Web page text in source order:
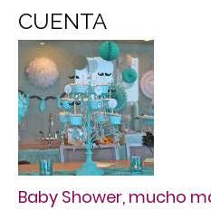
CUENTA
Baby Shower, mucho